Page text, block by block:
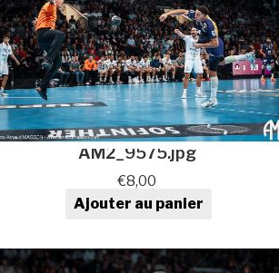
AM2_9575.jpg
€8,00
quantité de Photo de sport au
Ajouter au panier